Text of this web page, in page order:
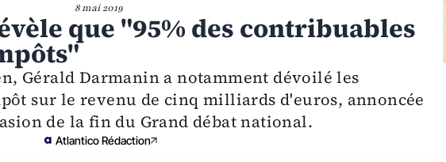
8 mai 2019
que "95% des contribuables
Gérald Darmanin a notamment dévoilé les
sur le revenu de cinq milliards d'euros, annoncée
de la fin du Grand débat national.
Atlantico Rédaction